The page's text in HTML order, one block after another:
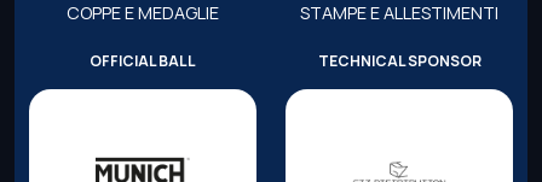
COPPE E MEDAGLIE STAMPE E ALLESTIMENTI
OFFICIAL BALL TECHNICAL SPONSOR